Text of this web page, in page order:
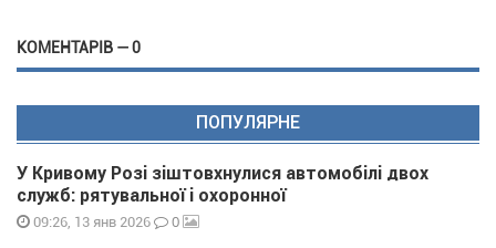
КОМЕНТАРІВ — 0
ПОПУЛЯРНЕ
У Кривому Розі зіштовхнулися автомобілі двох
служб: рятувальної і охоронної
09:26, 13 янв 2026 0